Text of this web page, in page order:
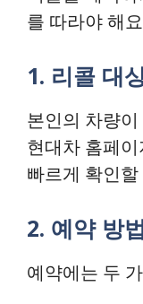
를 따라야 해
1. 리콜 대
본인의 차량
현대차 홈페
빠르게 확인
2. 예약 방
예약에는 두